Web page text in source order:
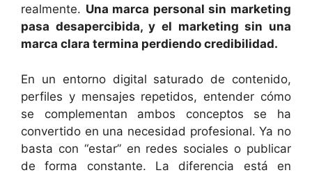
realmente. Una marca personal sin marketing
pasa desapercibida, y el marketing sin una
marca clara termina perdiendo credibilidad.
En un entorno digital saturado de contenido,
perfiles y mensajes repetidos, entender cómo
se complementan ambos conceptos se ha
convertido en una necesidad profesional. Ya no
basta con “estar” en redes sociales o publicar
de forma constante. La diferencia está en